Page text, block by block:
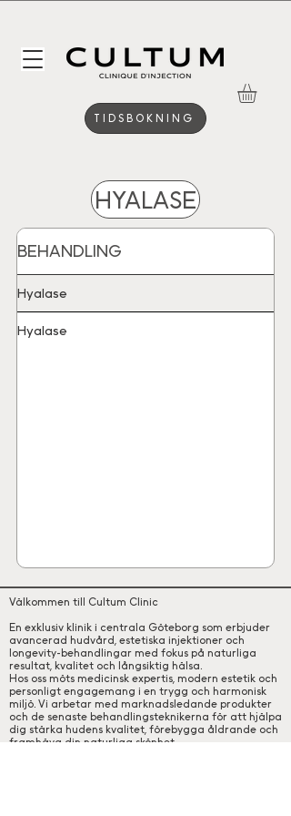
TIDSBOKNING
HYALASE
BEHANDLING
Hyalase
Hyalase
Välkommen till Cultum Clinic
En exklusiv klinik i centrala Göteborg som erbjuder
avancerad hudvård, estetiska injektioner och
longevity-behandlingar med fokus på naturliga
resultat, kvalitet och långsiktig hälsa.
Hos oss möts medicinsk expertis, modern estetik och
personligt engagemang i en trygg och harmonisk
miljö. Vi arbetar med marknadsledande produkter
och de senaste behandlingsteknikerna för att hjälpa
dig stärka hudens kvalitet, förebygga åldrande och
framhäva din naturliga skönhet